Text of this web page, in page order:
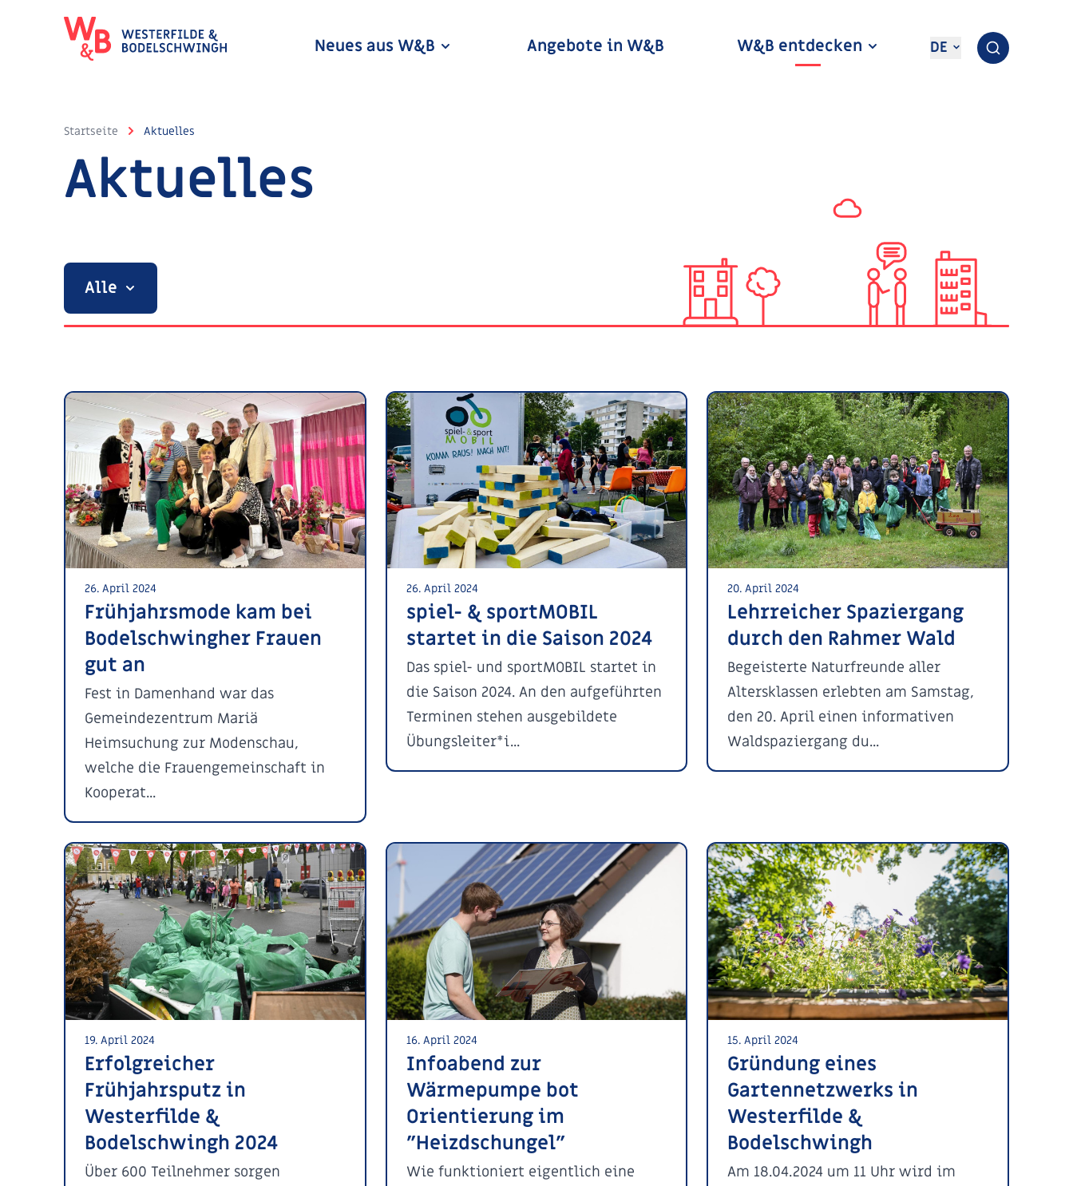
Neues aus W&B Angebote in W&B W&B entdecken DE
Startseite Aktuelles
Aktuelles
Alle
26. April 2024
Frühjahrsmode kam bei
Bodelschwingher Frauen
gut an
Fest in Damenhand war das
Gemeindezentrum Mariä
Heimsuchung zur Modenschau,
welche die Frauengemeinschaft in
Kooperat...
26. April 2024
spiel- & sportMOBIL
startet in die Saison 2024
Das spiel- und sportMOBIL startet in
die Saison 2024. An den aufgeführten
Terminen stehen ausgebildete
Übungsleiter*i...
20. April 2024
Lehrreicher Spaziergang
durch den Rahmer Wald
Begeisterte Naturfreunde aller
Altersklassen erlebten am Samstag,
den 20. April einen informativen
Waldspaziergang du...
19. April 2024
Erfolgreicher
Frühjahrsputz in
Westerfilde &
Bodelschwingh 2024
Über 600 Teilnehmer sorgen
16. April 2024
Infoabend zur
Wärmepumpe bot
Orientierung im
"Heizdschungel"
Wie funktioniert eigentlich eine
15. April 2024
Gründung eines
Gartennetzwerks in
Westerfilde &
Bodelschwingh
Am 18.04.2024 um 11 Uhr wird im